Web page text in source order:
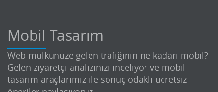
Mobil Tasarım
Web mülkünüze gelen trafiğinin ne kadarı mobil?
Gelen ziyaretçi analizinizi inceliyor ve mobil
tasarım araçlarımız ile sonuç odaklı ücretsiz